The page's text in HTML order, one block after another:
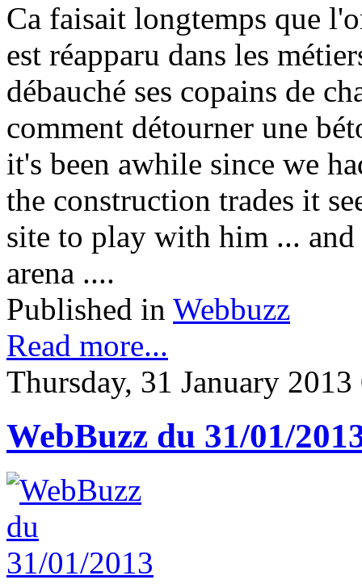
Ca faisait longtemps que
est réapparu dans les
débauché ses copains de
comment détourner une
it's been awhile since we
the construction trades it
site to play with him ...
arena ....
Published in Webbuzz
Read more...
Thursday, 31 January
WebBuzz du 31/01/